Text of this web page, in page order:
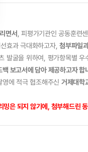
면서
, 피평가기관인 공동훈련
효과 극대화하고자, 첨부파일
발굴을 위하여, 평가항목별 우
백 보고서에 담아 제공하고자 합
에 적극 협조해주신 거제대학
은 되지 않기에, 첨부해드린